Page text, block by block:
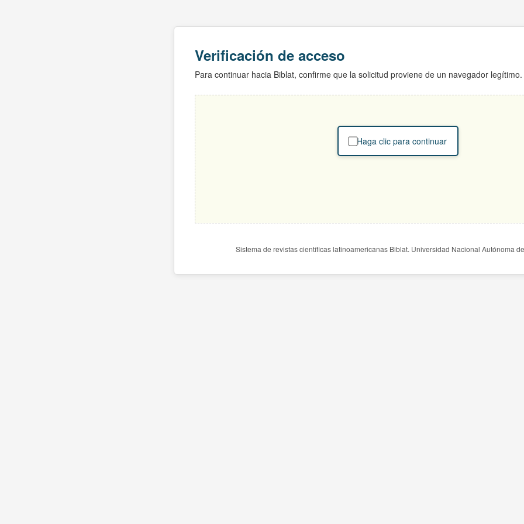
Verificación de acceso
Para continuar hacia Biblat, confirme que la solicitud proviene de un navegador legítimo.
Haga clic para continuar
Sistema de revistas científicas latinoamericanas Biblat. Universidad Nacional Autónoma